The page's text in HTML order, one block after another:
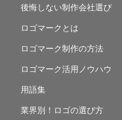
後悔しない制作会社選び
ロゴマークとは
ロゴマーク制作の方法
ロゴマーク活用ノウハウ
用語集
業界別！ロゴの選び方